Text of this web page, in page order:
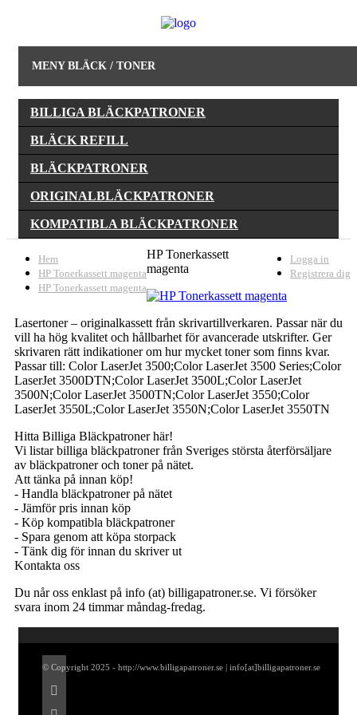
MENY BLÄCK / TONER
BILLIGA BLÄCKPATRONER
BLÄCK REFILL
BLÄCKPATRONER
ORIGINALBLÄCKPATRONER
KOMPATIBLA BLÄCKPATRONER
Hem
HP Tonerkassett magenta
HP Tonerkassett magenta
Logga in
Registrera dig
HP Tonerkassett
magenta
Lasertoner – originalkassett från skrivartillverkaren. Passar när du
vill ha hög kvalitet och hållbarhet för avancerade utskrifter. Ger
skrivaren rätt indikationer om hur mycket toner som finns kvar.
Passar till: Color LaserJet 3500;Color LaserJet 3500 Series;Color
LaserJet 3500DTN;Color LaserJet 3500L;Color LaserJet
3500N;Color LaserJet 3500TN;Color LaserJet 3550;Color
LaserJet 3550L;Color LaserJet 3550N;Color LaserJet 3550TN
Hitta Billiga Bläckpatroner här!
Vi listar billiga bläckpatroner från Sveriges största återförsäljare
av bläckpatroner och toner på nätet.
Att tänka på innan köp!
- Handla bläckpatroner på nätet
- Jämför pris innan köp
- Köp kompatibla bläckpatroner
- Spara genom att köpa storpack
- Tänk dig för innan du skriver ut
Kontakta oss
Du når oss enklast på info (at) billigapatroner.se. Vi försöker
svara inom 24 timmar måndag-fredag.
© Copyright 2025 - http://www.billigapatroner.se | info[at]billigapatroner.se